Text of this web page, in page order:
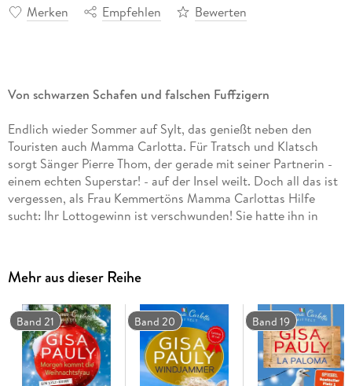
Merken Empfehlen Bewerten
Von schwarzen Schafen und falschen Fuffzigern
Endlich wieder Sommer auf Sylt, das genießt neben den
Touristen auch Mamma Carlotta. Für Tratsch und Klatsch
sorgt Sänger Pierre Thom, der gerade mit seiner Partnerin -
einem echten Superstar! - auf der Insel weilt. Doch all das ist
vergessen, als Frau Kemmertöns Mamma Carlottas Hilfe
sucht: Ihr Lottogewinn ist verschwunden! Sie hatte ihn in
Frauen müssen das Geld unbemerkt zurückholen!
Selbstverständlich haben sie nicht erwartet, dabei des
Nachts über eine Leiche zu stolpern. Und erst recht nicht,
dass diese am nächsten Morgen wie vom Erdboden
verschluckt sein könnte . . . Treibt sich etwa ein schwarzes
Schaf auf Sylt herum?
Mehr aus dieser Reihe
Band 21 Band 20 Band 19